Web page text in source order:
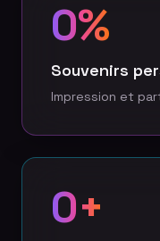
0%
Souvenirs
Impression et
0+